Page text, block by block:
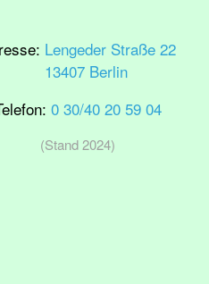
Lengeder Straße 22
13407 Berlin
0 30/40 20 59 04
(Stand 2024)